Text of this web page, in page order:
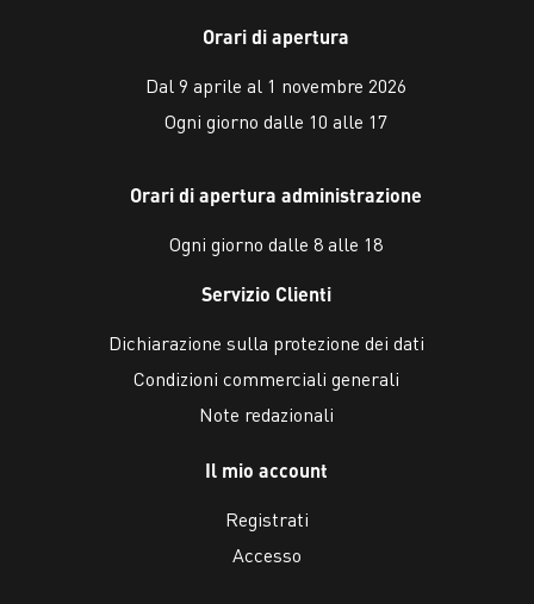
Orari di apertura
Dal 9 aprile al 1 novembre 2026
Ogni giorno dalle 10 alle 17
Orari di apertura administrazione
Ogni giorno dalle 8 alle 18
Servizio Clienti
Dichiarazione sulla protezione dei dati
Condizioni commerciali generali
Note redazionali
Il mio account
Registrati
Accesso